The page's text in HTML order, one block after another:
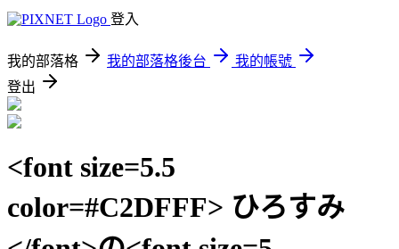
登入
我的部落格 我的部落格後台
我的帳號
登出
<font size=5.5
color=#C2DFFF> ひろすみ